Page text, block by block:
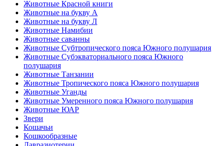
Животные Красной книги
Животные на букву А
Животные на букву Л
Животные Намибии
Животные саванны
Животные Субтропического пояса Южного полушария
Животные Субэкваториального пояса Южного
полушария
Животные Танзании
Животные Тропического пояса Южного полушария
Животные Уганды
Животные Умеренного пояса Южного полушария
Животные ЮАР
Звери
Кошачьи
Кошкообразные